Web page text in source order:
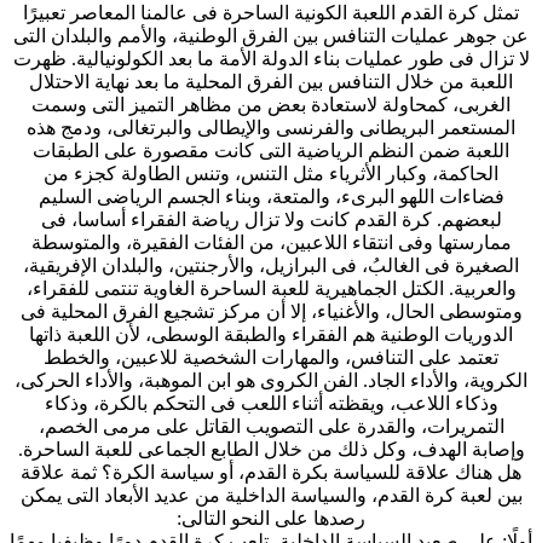
تمثل كرة القدم اللعبة الكونية الساحرة فى عالمنا المعاصر تعبيرًا
عن جوهر عمليات التنافس بين الفرق الوطنية، والأمم والبلدان التى
لا تزال فى طور عمليات بناء الدولة الأمة ما بعد الكولونيالية. ظهرت
اللعبة من خلال التنافس بين الفرق المحلية ما بعد نهاية الاحتلال
الغربى، كمحاولة لاستعادة بعض من مظاهر التميز التى وسمت
المستعمر البريطانى والفرنسى والإيطالى والبرتغالى، ودمج هذه
اللعبة ضمن النظم الرياضية التى كانت مقصورة على الطبقات
الحاكمة، وكبار الأثرياء مثل التنس، وتنس الطاولة كجزء من
فضاءات اللهو البرىء، والمتعة، وبناء الجسم الرياضى السليم
لبعضهم. كرة القدم كانت ولا تزال رياضة الفقراء أساسا، فى
ممارستها وفى انتقاء اللاعبين، من الفئات الفقيرة، والمتوسطة
الصغيرة فى الغالبُ، فى البرازيل، والأرجنتين، والبلدان الإفريقية،
والعربية. الكتل الجماهيرية للعبة الساحرة الغاوية تنتمى للفقراء،
ومتوسطى الحال، والأغنياء، إلا أن مركز تشجيع الفرق المحلية فى
الدوريات الوطنية هم الفقراء والطبقة الوسطى، لأن اللعبة ذاتها
تعتمد على التنافس، والمهارات الشخصية للاعبين، والخطط
الكروية، والأداء الجاد. الفن الكروى هو ابن الموهبة، والأداء الحركى،
وذكاء اللاعب، ويقظته أثناء اللعب فى التحكم بالكرة، وذكاء
التمريرات، والقدرة على التصويب القاتل على مرمى الخصم،
وإصابة الهدف، وكل ذلك من خلال الطابع الجماعى للعبة الساحرة.
هل هناك علاقة للسياسة بكرة القدم، أو سياسة الكرة؟ ثمة علاقة
بين لعبة كرة القدم، والسياسة الداخلية من عديد الأبعاد التى يمكن
رصدها على النحو التالى: